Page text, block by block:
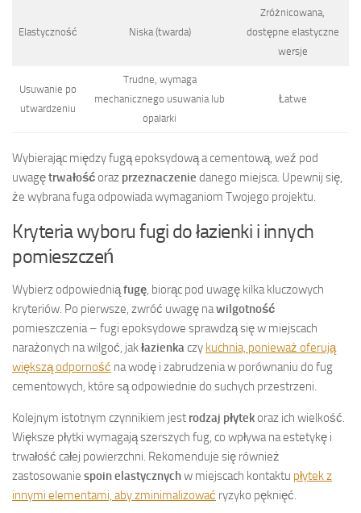
Elastyczność Niska (twarda)
Zróżnicowana,
dostępne elastyczne
wersje
Usuwanie po
utwardzeniu
Trudne, wymaga
mechanicznego usuwania lub
opalarki
Łatwe
Wybierając między fugą epoksydową a cementową, weź pod
uwagętrwałośćoraz przeznaczenie danego miejsca. Upewnij się,
że wybrana fuga odpowiada wymaganiom Twojego projektu.
Kryteria wyboru fugi do łazienki i innych
pomieszczeń
Wybierz odpowiedniąfugę, biorąc pod uwagę kilka kluczowych
kryteriów. Po pierwsze, zwróć uwagę nawilgotność
pomieszczenia – fugi epoksydowe sprawdzą się w miejscach
narażonych na wilgoć, jakłazienkaczy kuchnia, ponieważ oferują
większą odporność na wodę i zabrudzenia w porównaniu do fug
cementowych, które są odpowiednie do suchych przestrzeni.
Kolejnym istotnym czynnikiem jest rodzaj płytekoraz ich wielkość.
Większe płytki wymagają szerszych fug, co wpływa na estetykę i
trwałość całej powierzchni. Rekomenduje się również
zastosowanie spoin elastycznychw miejscach kontaktu płytek z
innymi elementami, aby zminimalizować ryzyko pęknięć.